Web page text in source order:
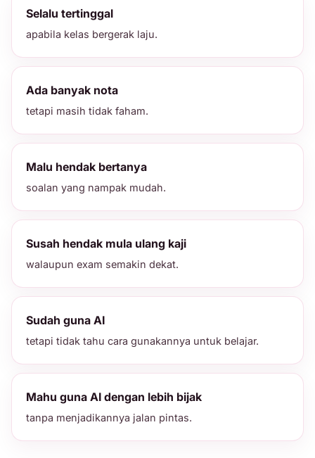
Selalu tertinggal
apabila kelas bergerak laju.
Ada banyak nota
tetapi masih tidak faham.
Malu hendak bertanya
soalan yang nampak mudah.
Susah hendak mula ulang kaji
walaupun exam semakin dekat.
Sudah guna AI
tetapi tidak tahu cara gunakannya untuk belajar.
Mahu guna AI dengan lebih bijak
tanpa menjadikannya jalan pintas.